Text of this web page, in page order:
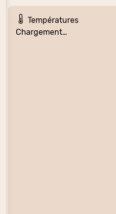
Températures
Chargement…